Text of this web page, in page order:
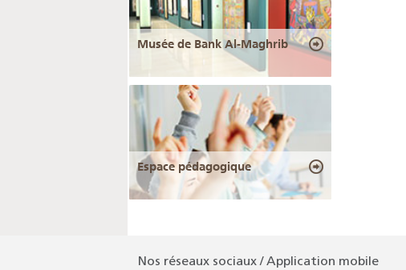
Musée de Bank Al-Maghrib
Espace pédagogique
Nos réseaux sociaux / Application mobile